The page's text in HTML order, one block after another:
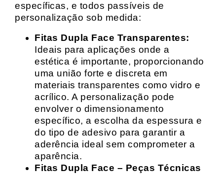
específicas, e todos passíveis de
personalização sob medida:
Fitas Dupla Face Transparentes:
Ideais para aplicações onde a
estética é importante, proporcionando
uma união forte e discreta em
materiais transparentes como vidro e
acrílico. A personalização pode
envolver o dimensionamento
específico, a escolha da espessura e
do tipo de adesivo para garantir a
aderência ideal sem comprometer a
aparência.
Fitas Dupla Face – Peças Técnicas